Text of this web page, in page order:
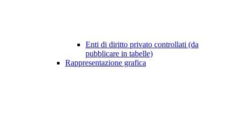
Enti di diritto privato controllati (da
pubblicare in tabelle)
Rappresentazione grafica